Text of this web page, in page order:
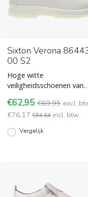
Sixton Verona
00 S2
Hoge witte
veiligheidsschoenen van
Sixton instapper voor in
horeca. Werkschoenen
zonder veters - instappers
€62,95 €69,95 excl.
€76,17 €84,64 incl. btw
Vergelijk